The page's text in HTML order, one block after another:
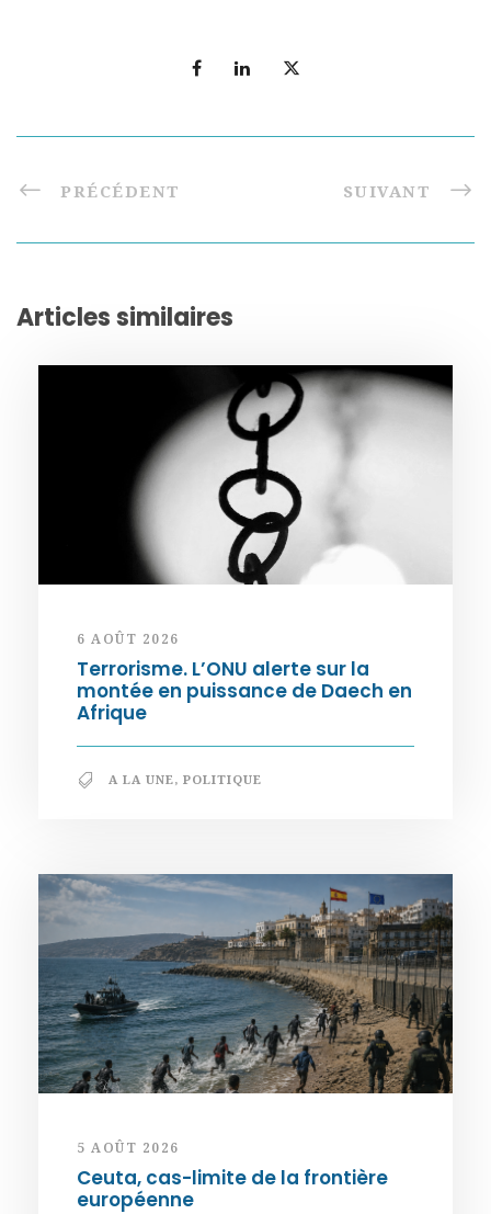
PRÉCÉDENT SUIVANT
Articles similaires
6 AOÛT 2026
Terrorisme. L’ONU alerte sur la
montée en puissance de Daech en
Afrique
A LA UNE, POLITIQUE
5 AOÛT 2026
Ceuta, cas-limite de la frontière
européenne